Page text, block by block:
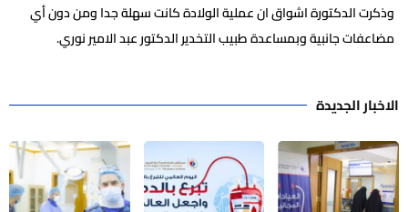
وذكرت الدكتورة اشواق ان عملية الولادة كانت سهلة جدا ومن دون أي
مضاعفات جانبية وبمساعدة طبيب التخدير الدكتور عبد الامير نوري.
الاخبار الجديدة